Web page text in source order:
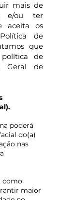
mais de
e/ou ter
aceita os
de
que
de
Geral de
poderá
do(a)
nas
como
maior